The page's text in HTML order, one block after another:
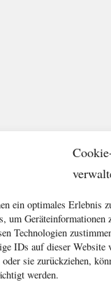
ein optimales Erlebnis
um Geräteinformationen
Technologien
IDs auf dieser
sie zurückziehen,
werden.